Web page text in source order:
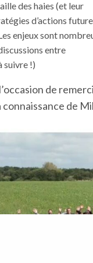
des haies (et leur
d’actions
enjeux sont
entre
suivre !)
de
de